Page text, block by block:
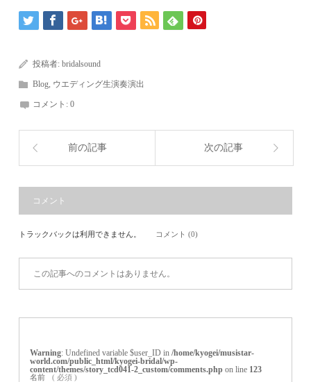
投稿者:bridalsound
Blog, ウエディング生演奏演出
コメント:0
前の記事 次の記事
コメント
トラックバックは利用できません。 コメント (0)
この記事へのコメントはありません。
Warning : Undefined variable $user_ID in/home/kyogei/musistar-
world.com/public_html/kyogei-bridal/wp-
content/themes/story_tcd041-2_custom/comments.php on line 123
名前 ( 必須 )